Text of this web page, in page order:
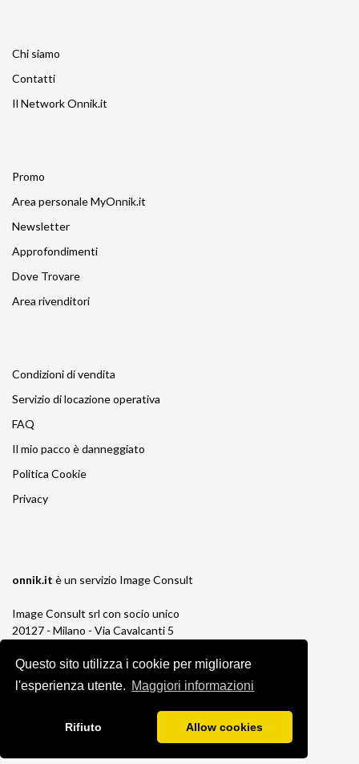
Questo sito utilizza i cookie per migliorare
l'esperienza utente. Maggiori informazioni
Rifiuto Allow cookies
Chi siamo
Contatti
Il Network Onnik.it
Promo
Area personale MyOnnik.it
Newsletter
Approfondimenti
Dove Trovare
Area rivenditori
Condizioni di vendita
Servizio di locazione operativa
FAQ
Il mio pacco è danneggiato
Politica Cookie
Privacy
onnik.it è un servizio Image Consult
Image Consult srl con socio unico
20127 - Milano - Via Cavalcanti 5
P.IVA e C.F. 03383650961
REA 1673647 CCIAA Milano Monza Brianza
Registro Pile IT13030P00003110